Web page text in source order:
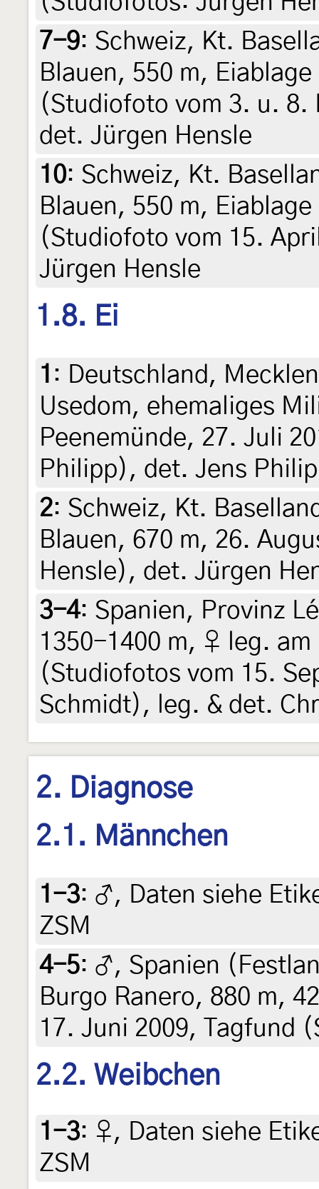
7-9: Schweiz, Kt.
Blauen, 550 m,
(Studiofoto vom 3. u. 8.
det. Jürgen Hensle
10: Schweiz, Kt.
Blauen, 550 m,
(Studiofoto vom 15.
Jürgen Hensle
1.8. Ei
1 : Deutschland,
Usedom, ehemaliges
Peenemünde, 27. Juli
Philipp), det. Jens
2: Schweiz, Kt.
Blauen, 670 m, 26.
Hensle), det. Jürgen
3-4: Spanien, Provinz
1350-1400 m, ♀ leg. am
(Studiofotos vom 15.
Schmidt), leg. & det.
2. Diagnose
2.1. Männchen
1-3: ♂, Daten siehe
ZSM
4-5: ♂, Spanien
Burgo Ranero, 880 m,
17. Juni 2009, Tagfund
2.2. Weibchen
1-3: ♀, Daten siehe
ZSM